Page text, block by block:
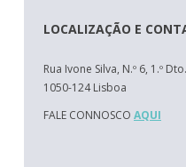
LOCALIZAÇÃO E
Rua Ivone Silva, N.º 6, 1.º Dto.
1050-124 Lisboa
FALE CONNOSCO AQUI